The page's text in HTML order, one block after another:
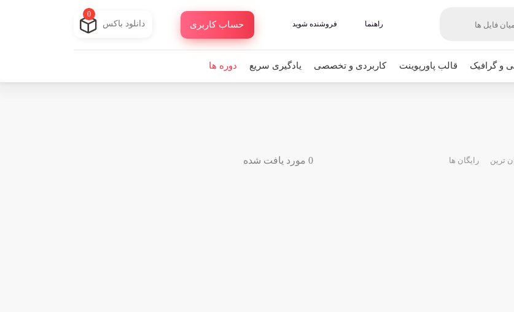
راهنما فروشنده شوید حساب کاربری دانلود باکس
0
و گرافیک قالب پاورپوینت کاربردی و تخصصی یادگیری سریع دوره ها
ترین رایگان ها 0 مورد یافت شده